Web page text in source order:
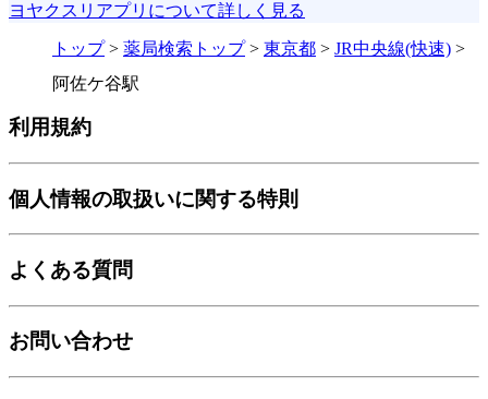
ヨヤクスリアプリについて詳しく見る
トップ> 薬局検索トップ> 東京都 > JR中央線(快速) >
阿佐ケ谷駅
利用規約
個人情報の取扱いに関する特則
よくある質問
お問い合わせ